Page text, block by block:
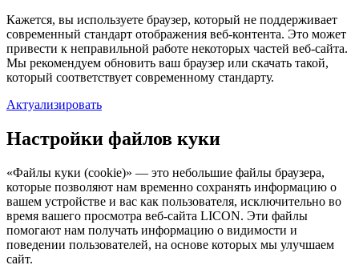
Кажется, вы используете браузер, который не поддерживает
современный стандарт отображения веб-контента. Это может
привести к неправильной работе некоторых частей веб-сайта.
Мы рекомендуем обновить ваш браузер или скачать такой,
который соответствует современному стандарту.
Актуализировать
Настройки файлов куки
«Файлы куки (cookie)» — это небольшие файлы браузера,
которые позволяют нам временно сохранять информацию о
вашем устройстве и вас как пользователя, исключительно во
время вашего просмотра веб-сайта LICON. Эти файлы
помогают нам получать информацию о видимости и
поведении пользователей, на основе которых мы улучшаем
сайт.